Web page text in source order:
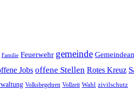
Familie Feuerwehr gemeinde
Jobs offene Stellen Rotes Kreuz
Volksbegehren Vollzeit Wahl zivilschutz